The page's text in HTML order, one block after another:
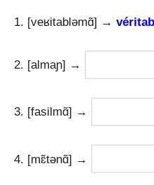
1. [veʁitabləmɑ̃] →
2. [almaɲ] →
3. [fasilmɑ̃] →
4. [mɛ̃tənɑ̃] →